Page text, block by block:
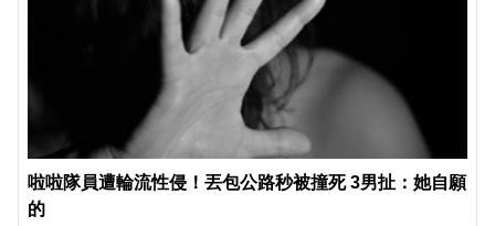
啦啦隊員遭輪流性侵！丟包公路秒被撞死 3男扯：她自願
的